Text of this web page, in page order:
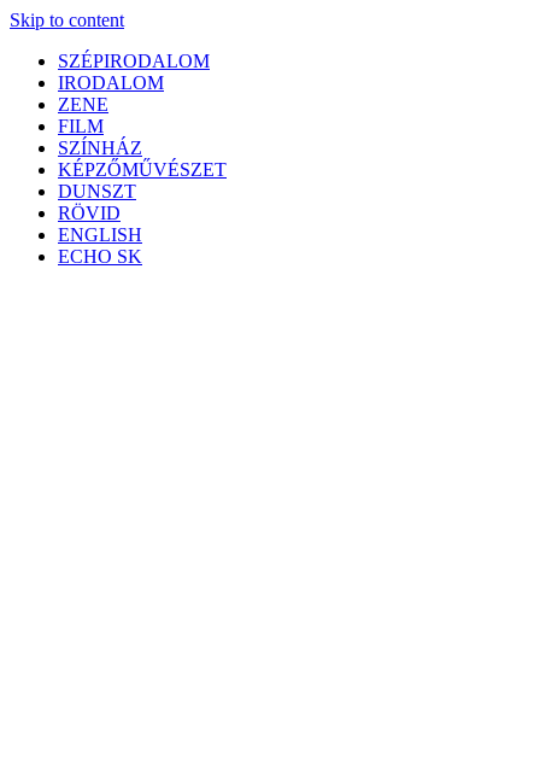
Skip to content
SZÉPIRODALOM
IRODALOM
ZENE
FILM
SZÍNHÁZ
KÉPZŐMŰVÉSZET
DUNSZT
RÖVID
ENGLISH
ECHO SK